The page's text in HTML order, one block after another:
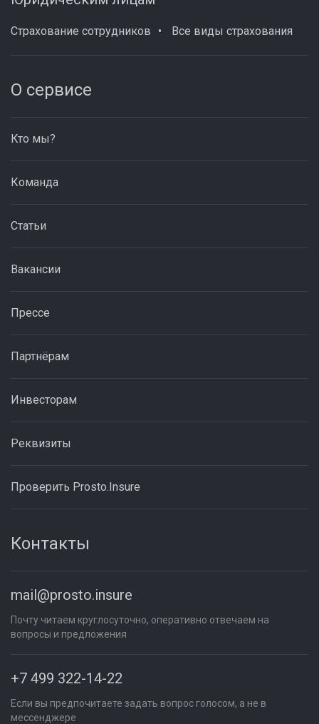
Страхование сотрудников Все виды страхования
О сервисе
Кто мы?
Команда
Статьи
Вакансии
Прессе
Партнёрам
Инвесторам
Реквизиты
Проверить Prosto.Insure
Контакты
mail@prosto.insure
Почту читаем круглосуточно, оперативно отвечаем на
вопросы и предложения
+7 499 322-14-22
Если вы предпочитаете задать вопрос голосом, а не в
мессенджере